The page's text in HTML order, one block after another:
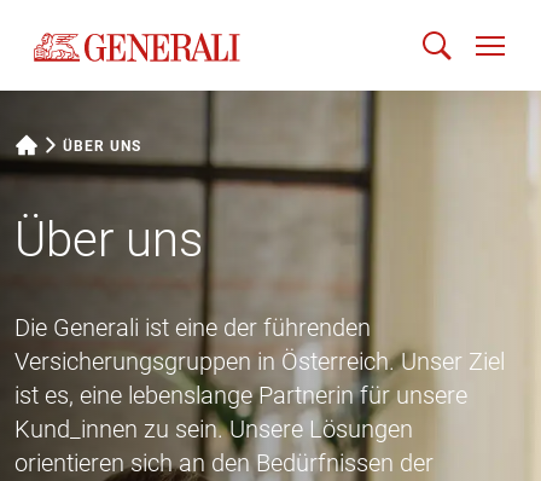
ÜBER UNS
Über uns
Die Generali ist eine der führenden
Versicherungsgruppen in Österreich. Unser Ziel
ist es, eine lebenslange Partnerin für unsere
Kund_innen zu sein. Unsere Lösungen
orientieren sich an den Bedürfnissen der